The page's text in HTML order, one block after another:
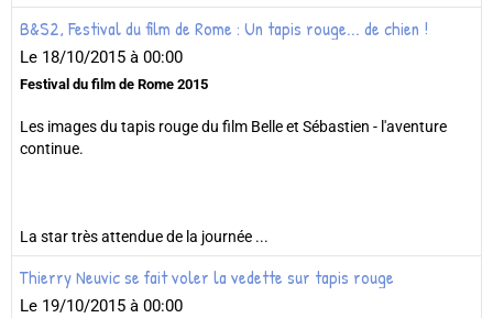
B&S2, Festival du film de Rome : Un tapis rouge... de chien !
Le 18/10/2015 à 00:00
Festival du film de Rome 2015
Les images du tapis rouge du film Belle et Sébastien - l'aventure
continue.
La star très attendue de la journée ...
Thierry Neuvic se fait voler la vedette sur tapis rouge
Le 19/10/2015 à 00:00